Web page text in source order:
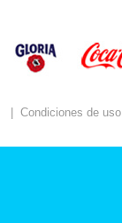
Condiciones de uso